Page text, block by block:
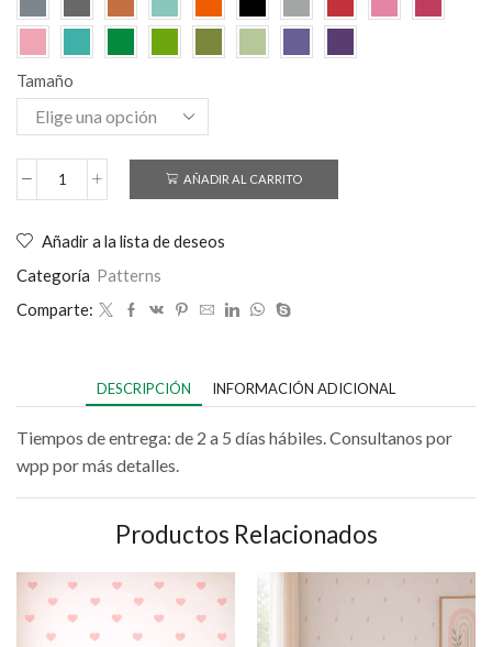
Tamaño
AÑADIR AL CARRITO
Añadir a la lista de deseos
Categoría Patterns
Comparte:
DESCRIPCIÓN INFORMACIÓN ADICIONAL
Tiempos de entrega: de 2 a 5 días hábiles. Consultanos por
wpp por más detalles.
Productos Relacionados